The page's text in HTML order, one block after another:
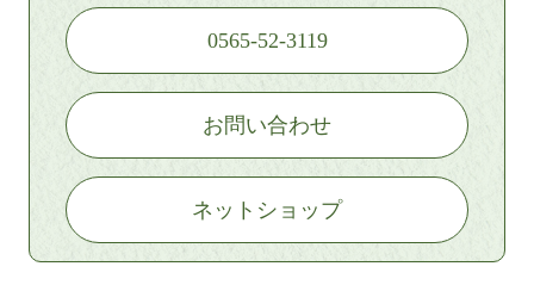
0565-52-3119
お問い合わせ
ネットショップ